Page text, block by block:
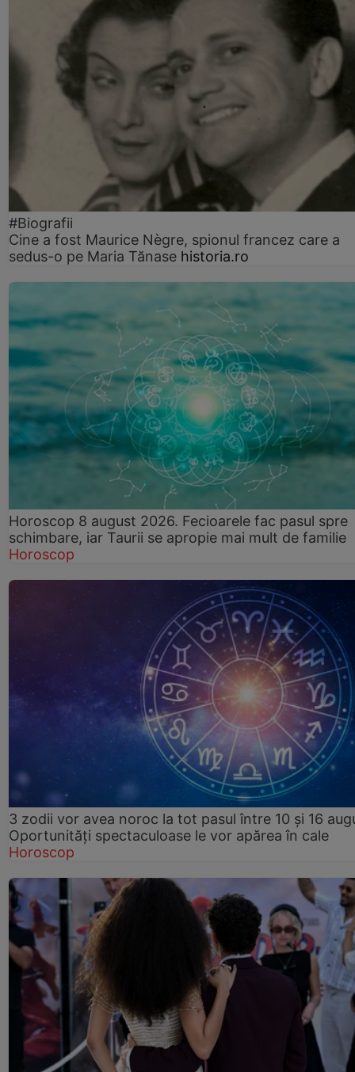
#Biografii
Cine a fost Maurice Nègre, spionul francez care a
sedus-o pe Maria Tănase historia.ro
Horoscop 8 august 2026. Fecioarele fac pasul spre
schimbare, iar Taurii se apropie mai mult de familie
Horoscop
3 zodii vor avea noroc la tot pasul între 10 și 16
Oportunități spectaculoase le vor apărea în cale
Horoscop